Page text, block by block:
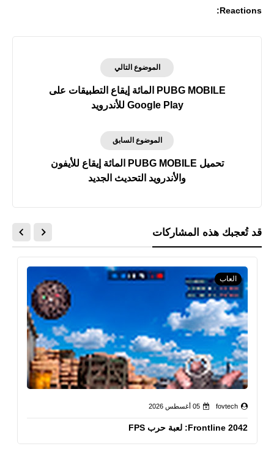
Reactions:
الموضوع التالي
PUBG MOBILE المائة إيقاع التطبيقات على
Google Play للأندرويد
الموضوع السابق
تحميل PUBG MOBILE المائة إيقاع للأيفون
والأندرويد التحديث الجديد
قد تُعجبك هذه المشاركات
العاب
fovtech 05 أغسطس 2026
Frontline 2042: لعبة حرب FPS